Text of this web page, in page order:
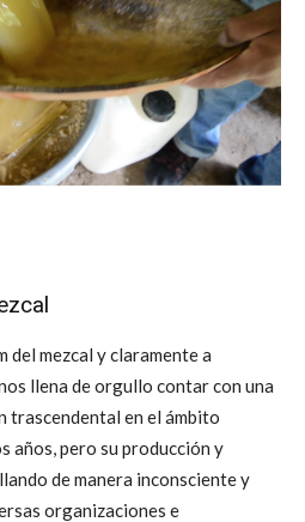
del mezcal y claramente a
llena de orgullo contar con una
trascendental en el ámbito
años, pero su producción y
de manera inconsciente y
organizaciones e